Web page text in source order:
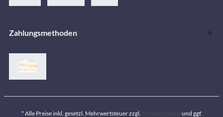
Zahlungsmethoden
* Alle Preise inkl. gesetzl. Mehrwertsteuer zzgl. und ggf.